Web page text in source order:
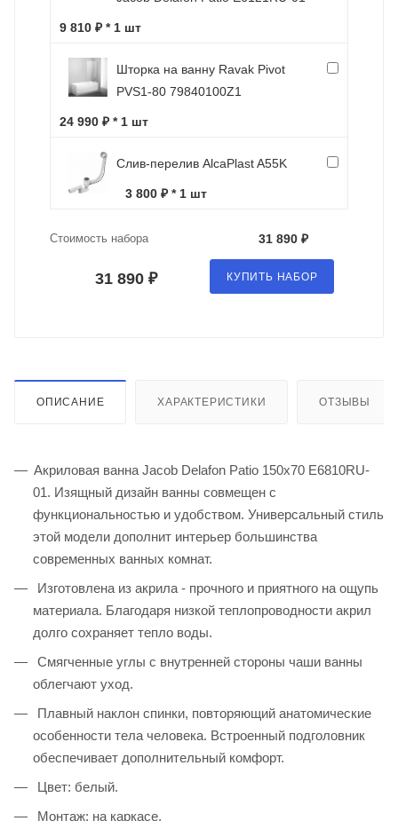
9 810 ₽ * 1 шт
Шторка на ванну Ravak Pivot
PVS1-80 79840100Z1
24 990 ₽ * 1 шт
Слив-перелив AlcaPlast A55K
3 800 ₽ * 1 шт
Стоимость набора 31 890 ₽
31 890 ₽ КУПИТЬ НАБОР
ОПИСАНИЕ ХАРАКТЕРИСТИКИ ОТЗЫВЫ
Акриловая ванна Jacob Delafon Patio 150x70 E6810RU-
01. Изящный дизайн ванны совмещен с
функциональностью и удобством. Универсальный стиль
этой модели дополнит интерьер большинства
современных ванных комнат.
Изготовлена из акрила - прочного и приятного на ощупь
материала. Благодаря низкой теплопроводности акрил
долго сохраняет тепло воды.
Смягченные углы с внутренней стороны чаши ванны
облегчают уход.
Плавный наклон спинки, повторяющий анатомические
особенности тела человека. Встроенный подголовник
обеспечивает дополнительный комфорт.
Цвет: белый.
Монтаж: на каркасе.